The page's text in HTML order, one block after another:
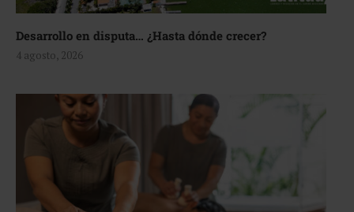
Desarrollo en disputa… ¿Hasta dónde crecer?
4 agosto, 2026